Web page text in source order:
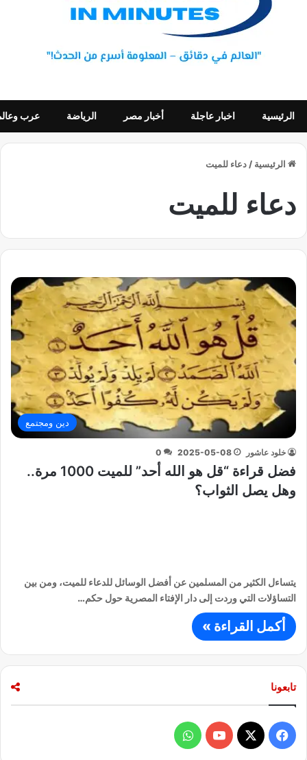
الرئيسية اخبار عاجلة أخبار مصر الرياضة عرب
الرئيسية / دعاء للميت
دعاء للميت
دين ومجتمع
خلود عاشور 2025-05-08
0
فضل قراءة “قل هو الله أحد” للميت 1000 مرة..
وهل يصل الثواب؟
يتساءل الكثير من المسلمين عن أفضل الوسائل للدعاء للميت، ومن بين
التساؤلات التي وردت إلى دار الإفتاء المصرية حول حكم…
أكمل القراءة »
تابعونا